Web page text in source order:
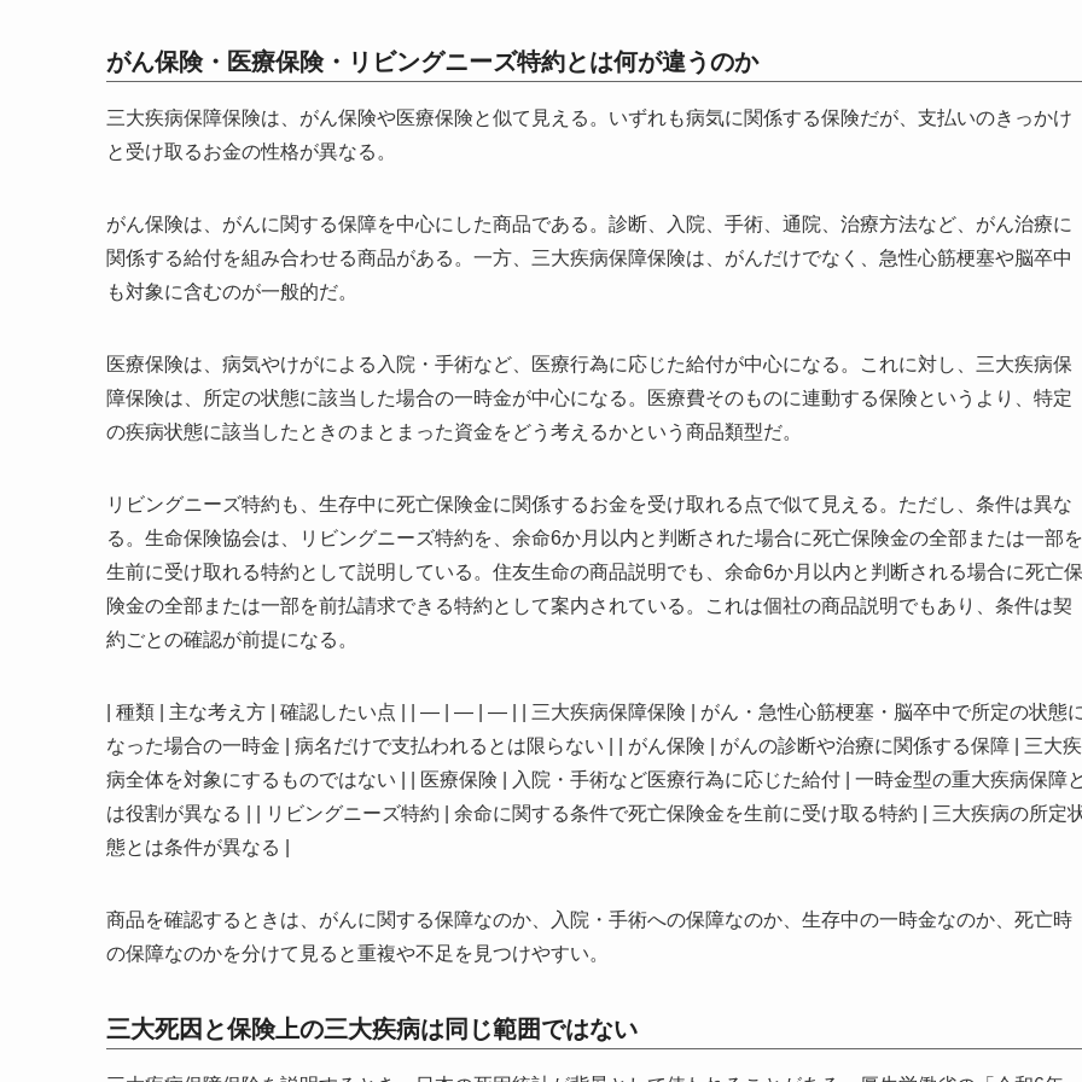
がん保険・医療保険・リビングニーズ特約とは何が違うのか
三大疾病保障保険は、がん保険や医療保険と似て見える。いずれも病気に関係する保険だが、支払いのきっかけ
と受け取るお金の性格が異なる。
がん保険は、がんに関する保障を中心にした商品である。診断、入院、手術、通院、治療方法など、がん治療に
関係する給付を組み合わせる商品がある。一方、三大疾病保障保険は、がんだけでなく、急性心筋梗塞や脳卒中
も対象に含むのが一般的だ。
医療保険は、病気やけがによる入院・手術など、医療行為に応じた給付が中心になる。これに対し、三大疾病保
障保険は、所定の状態に該当した場合の一時金が中心になる。医療費そのものに連動する保険というより、特定
の疾病状態に該当したときのまとまった資金をどう考えるかという商品類型だ。
リビングニーズ特約も、生存中に死亡保険金に関係するお金を受け取れる点で似て見える。ただし、条件は異な
る。生命保険協会は、リビングニーズ特約を、余命6か月以内と判断された場合に死亡保険金の全部または一部を
生前に受け取れる特約として説明している。住友生命の商品説明でも、余命6か月以内と判断される場合に死亡保
険金の全部または一部を前払請求できる特約として案内されている。これは個社の商品説明でもあり、条件は契
約ごとの確認が前提になる。
| 種類 | 主な考え方 | 確認したい点 | | — | — | — | | 三大疾病保障保険 | がん・急性心筋梗塞・脳卒中で所定の状態
なった場合の一時金 | 病名だけで支払われるとは限らない | | がん保険 | がんの診断や治療に関係する保障 | 三大疾
病全体を対象にするものではない | | 医療保険 | 入院・手術など医療行為に応じた給付 | 一時金型の重大疾病保障
は役割が異なる | | リビングニーズ特約 | 余命に関する条件で死亡保険金を生前に受け取る特約 | 三大疾病の所定
態とは条件が異なる |
商品を確認するときは、がんに関する保障なのか、入院・手術への保障なのか、生存中の一時金なのか、死亡時
の保障なのかを分けて見ると重複や不足を見つけやすい。
三大死因と保険上の三大疾病は同じ範囲ではない